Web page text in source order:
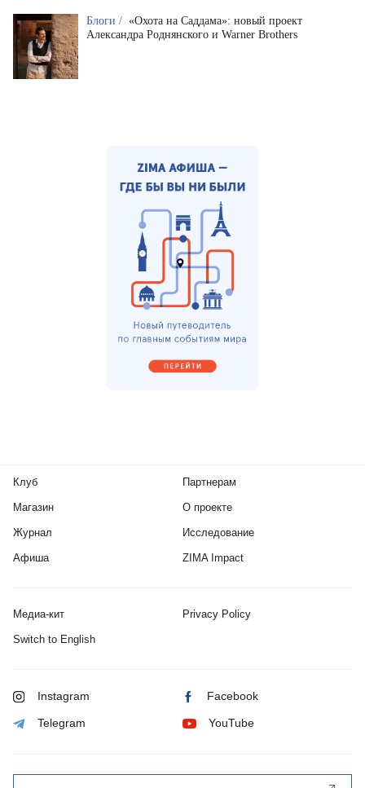
Блоги / «Охота на Саддама»: новый проект
Александра Роднянского и Warner Brothers
Клуб
Магазин
Журнал
Афиша
Партнерам
О проекте
Исследование
ZIMA Impact
Медиа-кит Privacy Policy
Switch to English
Instagram Facebook
Telegram YouTube